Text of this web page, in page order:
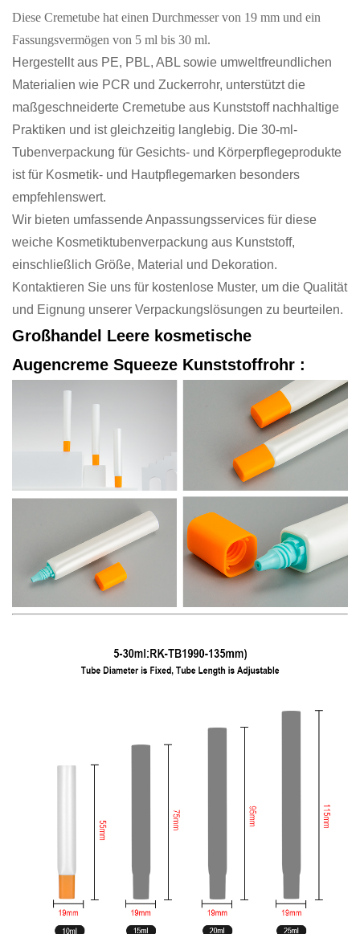
Diese Cremetube hat einen Durchmesser von 19 mm und ein
Fassungsvermögen von 5 ml bis 30 ml.
Hergestellt aus PE, PBL, ABL sowie umweltfreundlichen
Materialien wie PCR und Zuckerrohr, unterstützt die
maßgeschneiderte Cremetube aus Kunststoff nachhaltige
Praktiken und ist gleichzeitig langlebig. Die 30-ml-
Tubenverpackung für Gesichts- und Körperpflegeprodukte
ist für Kosmetik- und Hautpflegemarken besonders
empfehlenswert.
Wir bieten umfassende Anpassungsservices für diese
weiche Kosmetiktubenverpackung aus Kunststoff,
einschließlich Größe, Material und Dekoration.
Kontaktieren Sie uns für kostenlose Muster, um die Qualität
und Eignung unserer Verpackungslösungen zu beurteilen.
Großhandel Leere kosmetische
Augencreme Squeeze Kunststoffrohr :